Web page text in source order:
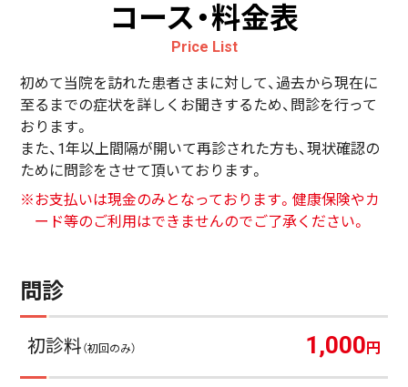
コース・料金表
Price List
初めて当院を訪れた患者さまに対して、過去から現在に
至るまでの症状を詳しくお聞きするため、問診を行って
おります。
また、1年以上間隔が開いて再診された方も、現状確認の
ために問診をさせて頂いております。
※お支払いは現金のみとなっております。健康保険やカ
ード等のご利用はできませんのでご了承ください。
問診
初診料 （初回のみ） 1,000 円